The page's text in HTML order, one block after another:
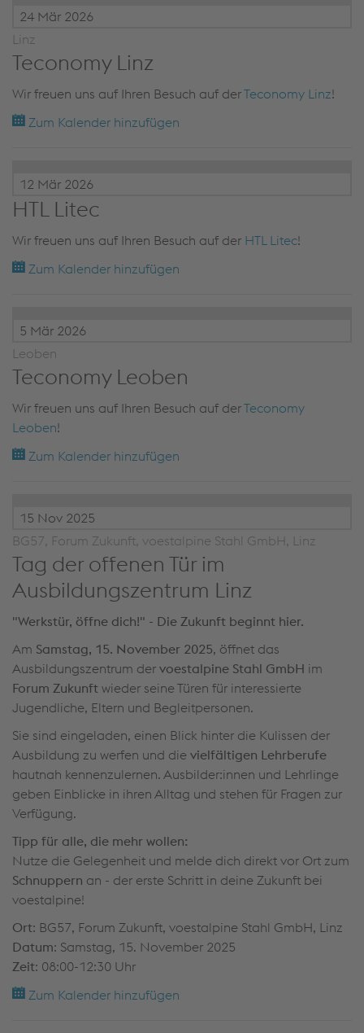
24 Mär 2026
Linz
Teconomy Linz
Wir freuen uns auf Ihren Besuch auf derTeconomy Linz!
Zum Kalender hinzufügen
12 Mär 2026
HTL Litec
Wir freuen uns auf Ihren Besuch auf der HTL Litec!
Zum Kalender hinzufügen
5 Mär 2026
Leoben
Teconomy Leoben
Wir freuen uns auf Ihren Besuch auf derTeconomy
Leoben!
Zum Kalender hinzufügen
15 Nov 2025
BG57, Forum Zukunft, voestalpine Stahl GmbH, Linz
Tag der offenen Tür im
Ausbildungszentrum Linz
"Werkstür, öffne dich!" - Die Zukunft beginnt hier.
Am Samstag, 15. November 2025, öffnet das
Ausbildungszentrum der voestalpine Stahl GmbH im
Forum Zukunft wieder seine Türen für interessierte
Jugendliche, Eltern und Begleitpersonen.
Sie sind eingeladen, einen Blick hinter die Kulissen der
Ausbildung zu werfen und die vielfältigen Lehrberufe
hautnah kennenzulernen. Ausbilder:innen und Lehrlinge
geben Einblicke in ihren Alltag und stehen für Fragen zur
Verfügung.
Tipp für alle, die mehr wollen:
Nutze die Gelegenheit und melde dich direkt vor Ort zum
Schnuppern an - der erste Schritt in deine Zukunft bei
voestalpine!
Ort: BG57, Forum Zukunft, voestalpine Stahl GmbH, Linz
Datum: Samstag, 15. November 2025
Zeit: 08:00-12:30 Uhr
Zum Kalender hinzufügen